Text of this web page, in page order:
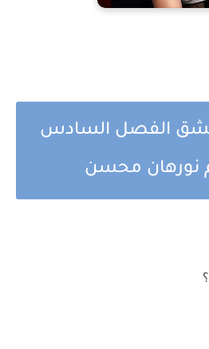
الفصل السادس
نورهان محسن